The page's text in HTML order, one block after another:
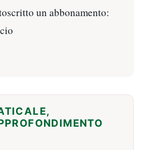
un abbonamento: